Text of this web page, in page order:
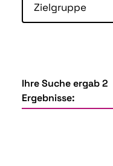
Zielgruppe
Ihre Suche ergab 2
Ergebnisse: